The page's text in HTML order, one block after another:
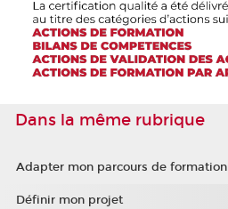
Dans la même rubrique
Adapter mon parcours de formation
Définir mon projet